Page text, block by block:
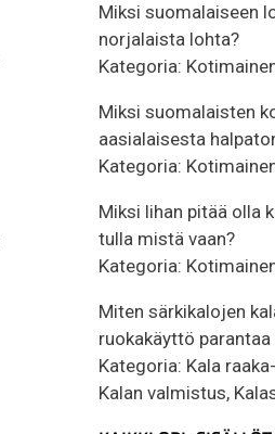
Miksi suomalaiseen
norjalaista lohta?
Kategoria:
Miksi suomalaisten
aasialaisesta
Kategoria:
Miksi lihan pitää olla
tulla mistä vaan?
Kategoria:
Miten särkikalojen
ruokakäyttö
Kategoria: Kala
Kalan valmistus,